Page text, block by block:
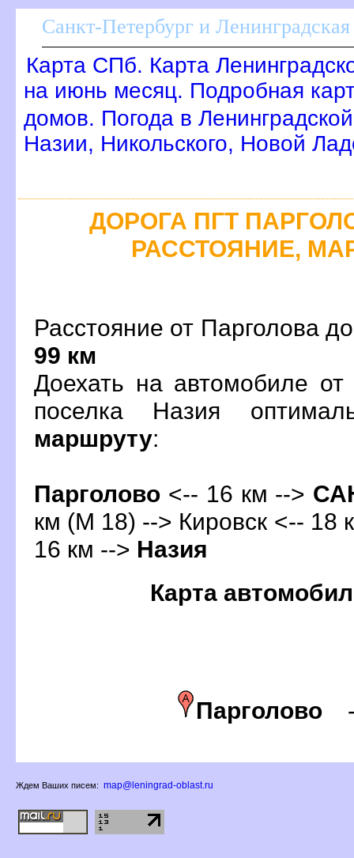
Санкт-Петербург и Ленинградская
Карта СПб. Карта
на июнь месяц. Подробная
домов. Погода в
Назии, Никольского, Новой
ДОРОГА ПГТ
РАССТОЯНИЕ,
Расстояние от Парголова
99 км
Доехать на автомобиле
поселка Назия
маршруту:
Парголово <-- 16 км -->
км (М 18) --> Кировск <-- 18
16 км --> Назия
Карта
Парголово
Ждем Ваших писем: map@leningrad-oblast.ru